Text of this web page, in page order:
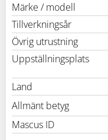
Märke / modell
Tillverkningsår
Övrig utrustning
Uppställningsplats
Land
Allmänt betyg
Mascus ID